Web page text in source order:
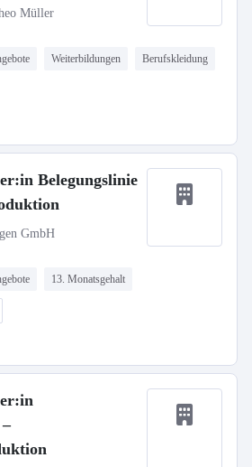
Müller
Weiterbildungen Berufskleidung
Belegungslinie
GmbH
13. Monatsgehalt